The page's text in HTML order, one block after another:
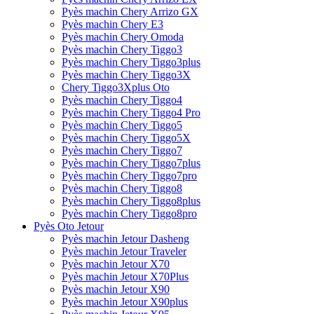
Pyès machin Chery Arrizo GX
Pyès machin Chery E3
Pyès machin Chery Omoda
Pyès machin Chery Tiggo3
Pyès machin Chery Tiggo3plus
Pyès machin Chery Tiggo3X
Chery Tiggo3Xplus Oto
Pyès machin Chery Tiggo4
Pyès machin Chery Tiggo4 Pro
Pyès machin Chery Tiggo5
Pyès machin Chery Tiggo5X
Pyès machin Chery Tiggo7
Pyès machin Chery Tiggo7plus
Pyès machin Chery Tiggo7pro
Pyès machin Chery Tiggo8
Pyès machin Chery Tiggo8plus
Pyès machin Chery Tiggo8pro
Pyès Oto Jetour
Pyès machin Jetour Dasheng
Pyès machin Jetour Traveler
Pyès machin Jetour X70
Pyès machin Jetour X70Plus
Pyès machin Jetour X90
Pyès machin Jetour X90plus